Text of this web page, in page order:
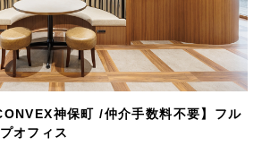
神保町 /仲介手数料不要】フル
オフィス